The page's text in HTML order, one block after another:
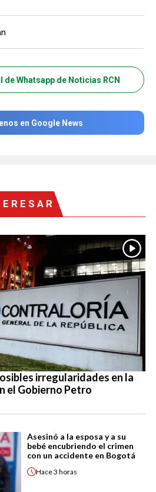
de Whatsapp de Noticias RCN
en Google News
irregularidades en la
el Gobierno Petro
Asesinó a la esposa y a su
bebé encubriendo el crimen
con un accidente en Bogotá
Hace3 horas